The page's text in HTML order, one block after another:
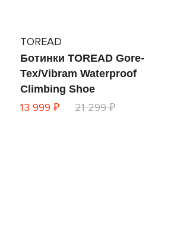
TOREAD
Ботинки TOREAD Gore-
Tex/Vibram Waterproof
Climbing Shoe
13 999 ₽ 21 299 ₽